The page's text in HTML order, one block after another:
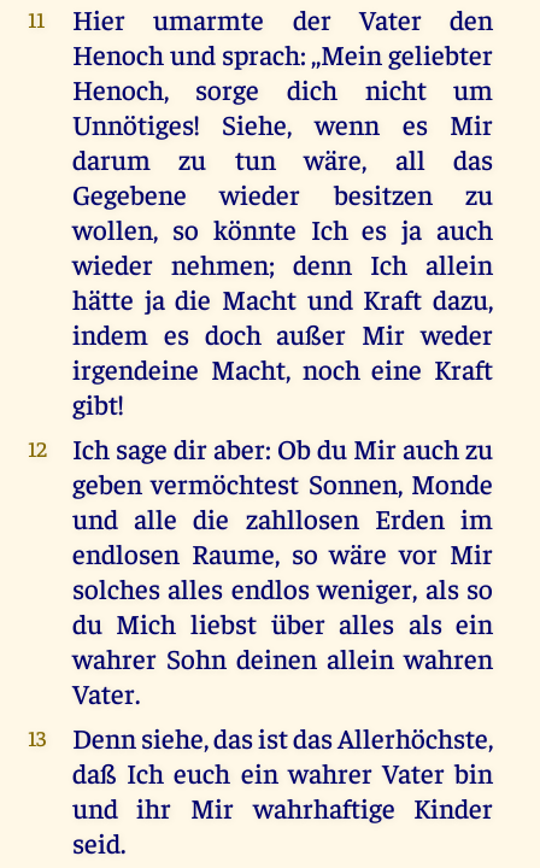
11
Hier umarmte der Vater den
Henoch und sprach: ,,Mein geliebter
Henoch, sorge dich nicht um
Unnötiges! Siehe, wenn es Mir
darum zu tun wäre, all das
Gegebene wieder besitzen zu
wollen, so könnte Ich es ja auch
wieder nehmen; denn Ich allein
hätte ja die Macht und Kraft dazu,
indem es doch außer Mir weder
irgendeine Macht, noch eine Kraft
gibt!
12
Ich sage dir aber: Ob du Mir auch zu
geben vermöchtest Sonnen, Monde
und alle die zahllosen Erden im
endlosen Raume, so wäre vor Mir
solches alles endlos weniger, als so
du Mich liebst über alles als ein
wahrer Sohn deinen allein wahren
Vater.
13
Denn siehe, das ist das Allerhöchste,
daß Ich euch ein wahrer Vater bin
und ihr Mir wahrhaftige Kinder
seid.